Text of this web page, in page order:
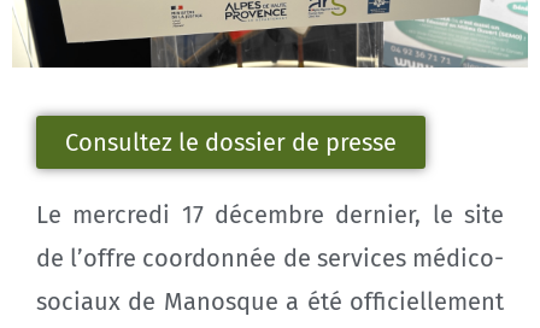
Consultez le dossier de presse
Le mercredi 17 décembre dernier, le site
de l’offre coordonnée de services médico-
sociaux de Manosque a été officiellement